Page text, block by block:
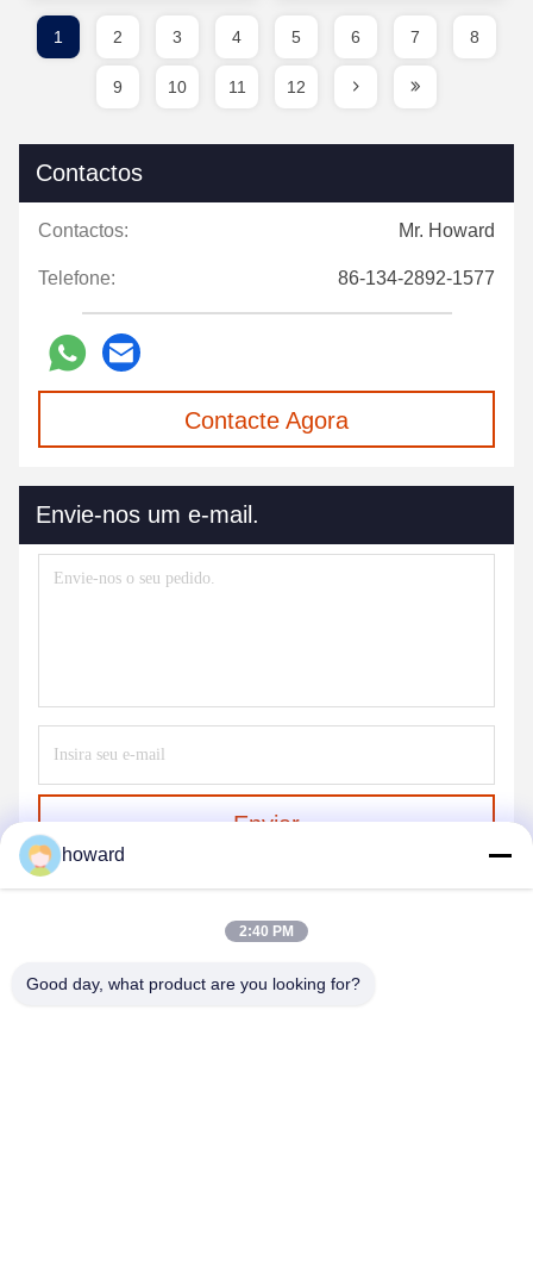
1 2 3 4 5 6 7 8
9 10 11 12
Contactos
Contactos: Mr. Howard
Telefone: 86-134-2892-1577
Contacte Agora
Envie-nos um e-mail.
Enviar
howard
2:40 PM
Good day, what product are you looking for?